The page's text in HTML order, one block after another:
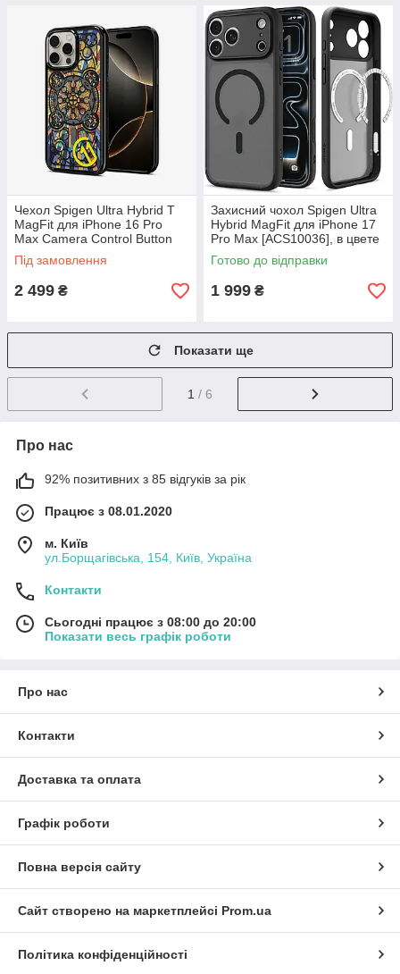
Чехол Spigen Ultra Hybrid T
MagFit для iPhone 16 Pro
Max Camera Control Button
Coverage MagSafe - c11
Magnolia
Під замовлення
2 499 ₴
Захисний чохол Spigen Ultra
Hybrid MagFit для iPhone 17
Pro Max [ACS10036], в цвете
Frost Black
Готово до відправки
1 999 ₴
Показати ще
1 / 6
Про нас
92% позитивних з 85 відгуків за рік
Працює з 08.01.2020
м. Київ
ул.Борщагівська, 154, Київ, Україна
Контакти
Сьогодні працює з 08:00 до 20:00
Показати весь графік роботи
Про нас
Контакти
Доставка та оплата
Графік роботи
Повна версія сайту
Сайт створено на маркетплейсі Prom.ua
Політика конфіденційності